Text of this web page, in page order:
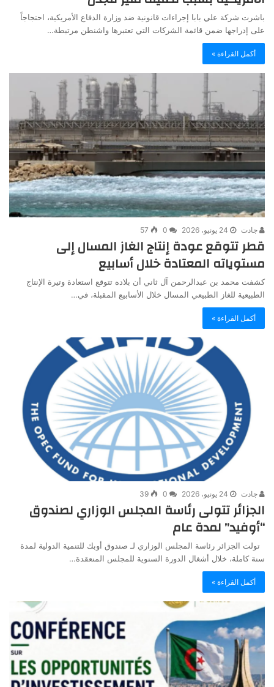
باشرت شركة علي بابا إجراءات قانونية ضد وزارة الدفاع الأمريكية، احتجاجاً
على إدراجها ضمن قائمة الشركات التي تعتبرها واشنطن مرتبطة…
أكمل القراءة »
جادت 24 يونيو، 2026 0
57
قطر تتوقع عودة إنتاج الغاز المسال إلى
مستوياته المعتادة خلال أسابيع
كشفت محمد بن عبدالرحمن آل ثاني أن بلاده تتوقع استعادة وتيرة الإنتاج
الطبيعية للغاز الطبيعي المسال خلال الأسابيع المقبلة، في…
أكمل القراءة »
جادت 24 يونيو، 2026 0
39
الجزائر تتولى رئاسة المجلس الوزاري لصندوق
“أوفيد” لمدة عام
تولت الجزائر رئاسة المجلس الوزاري لـ صندوق أوبك للتنمية الدولية لمدة
سنة كاملة، خلال أشغال الدورة السنوية للمجلس المنعقدة…
أكمل القراءة »